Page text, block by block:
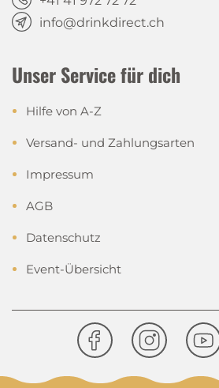
info@drinkdirect.ch
Unser Service für dich
Hilfe von A-Z
Versand- und Zahlungsarten
Impressum
AGB
Datenschutz
Event-Übersicht